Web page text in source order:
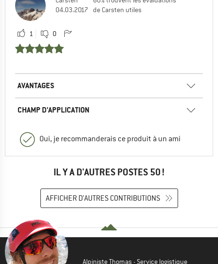
04.03.2017
de Carsten utiles
1 0
AVANTAGES
CHAMP D'APPLICATION
Oui, je recommanderais ce produit à un ami
IL Y A D'AUTRES POSTES 50 !
AFFICHER D'AUTRES CONTRIBUTIONS
Alpiniste Thomas - Service logistique